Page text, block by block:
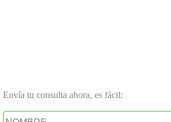
Envía tu consulta ahora, es fácil: